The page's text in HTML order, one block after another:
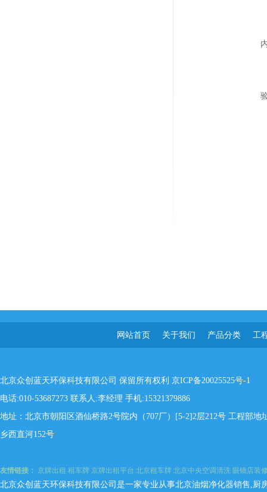
网站首页 关于我们 产品分类 工
北京众创蓝天环保科技有限公司 保留所有权利 京ICP备20025525号-1
电话:010-53687273 联系人:李经理 手机:15321379886
地址：北京市朝阳区酒仙桥路2号院内（707厂）[5-2]2层212号 工程部地
乡西直河152号
友情链接： 京牌出租 租车牌 京牌出租平台 北京租车牌 北京中央空调清洗 眼镜店装
北京众创蓝天环保科技有限公司是一家专业从事北京油烟净化器销售,厨